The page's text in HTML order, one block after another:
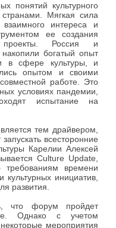
понятий культурного
Мягкая сила
взаимного интереса и
ее создания
проекты. Россия и
богатый опыт
в сфере культуры, и
опытом и своими
работе. Это
условиях пандемии,
испытание на
тем драйвером,
всесторонние
Карелии Алексей
Culture Update,
требованиям времени
инициатив,
развития.
что форум пройдет
Однако с учетом
мероприятия